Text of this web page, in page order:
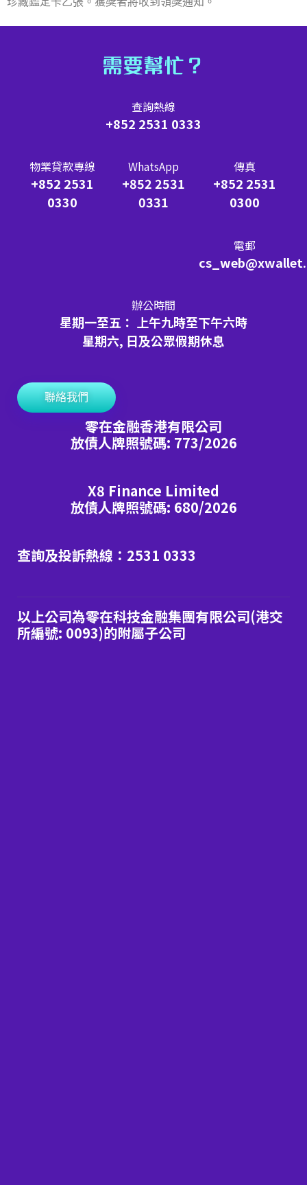
需要幫忙？
查詢熱線
+852 2531 0333
物業貸款專線
+852 2531
0330
WhatsApp
+852 2531
0331
傳真
+852 2531
0300
電郵
辦公時間
星期一至五： 上午九時至下午六時
星期六, 日及公眾假期休息
聯絡我們
零在金融香港有限公司
放債人牌照號碼: 773/2026
X8 Finance Limited
放債人牌照號碼: 680/2026
查詢及投訴熱線：2531 0333
以上公司為零在科技金融集團有限公司(港交
所編號: 0093)的附屬子公司